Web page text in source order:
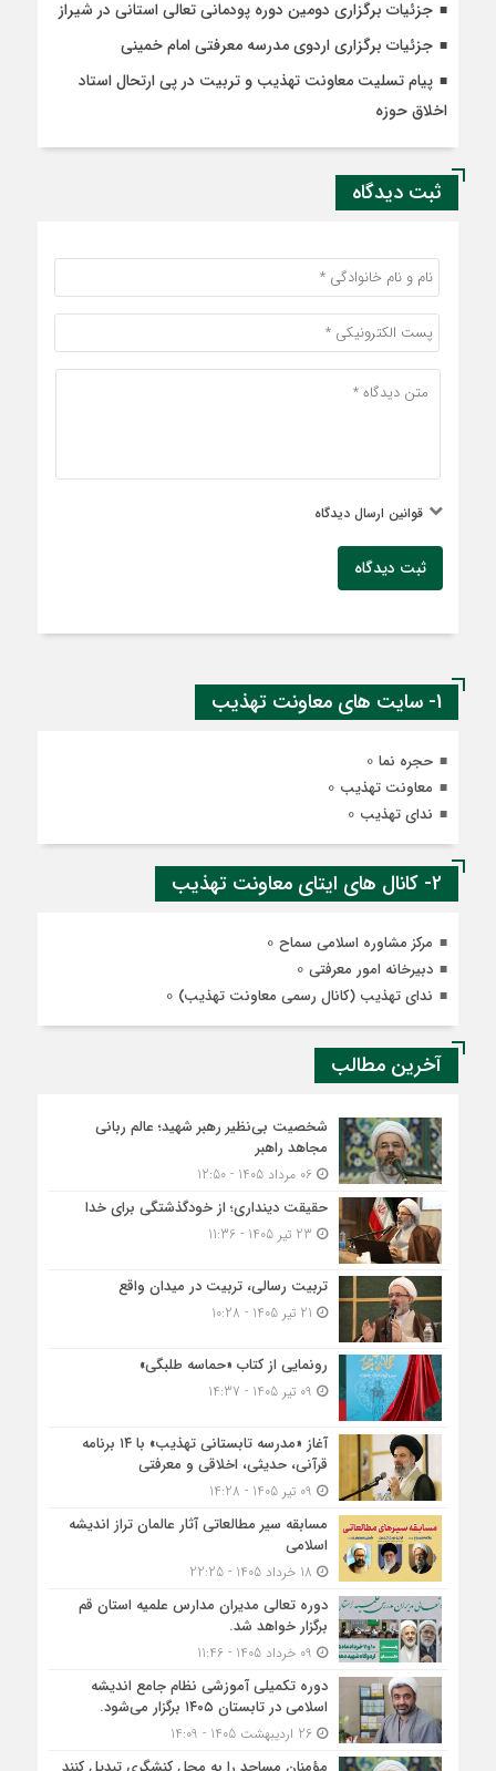
جزئیات برگزاری دومین دوره پودمانی تعالی استانی در شیراز
جزئیات برگزاری اردوی مدرسه معرفتی امام خمینی
پیام تسلیت معاونت تهذیب و تربیت در پی ارتحال استاد
اخلاق حوزه
ثبت دیدگاه
قوانین ارسال دیدگاه
ثبت دیدگاه
1- سایت های معاونت تهذیب
حجره نما
معاونت تهذیب
ندای تهذیب
2- کانال های ایتای معاونت تهذیب
مرکز مشاوره اسلامی سماح
دبیرخانه امور معرفتی
ندای تهذیب (کانال رسمی معاونت تهذیب)
آخرین مطالب
شخصیت بی‌نظیر رهبر شهید؛ عالم ربانی
مجاهد راهبر
06 مرداد 1405 - 12:50
حقیقت دینداری؛ از خودگذشتگی برای خدا
تربیت رسالی، تربیت در میدان واقع
رونمایی از کتاب «حماسه طلبگی»
آغاز «مدرسه تابستانی تهذیب» با ۱۴ برنامه
قرآنی، حدیثی، اخلاقی و معرفتی
مسابقه سیر مطالعاتی آثار عالمان تراز اندیشه
اسلامی
دوره تعالی مدیران مدارس علمیه استان قم
برگزار خواهد شد.
دوره تکمیلی آموزشی نظام جامع اندیشه
اسلامی در تابستان ۱۴۰۵ برگزار می‌شود.
26 اردیبهشت 1405 - 14:09